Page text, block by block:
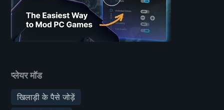
प्लेयर मॉड
खिलाड़ी के पैसे जोड़ें